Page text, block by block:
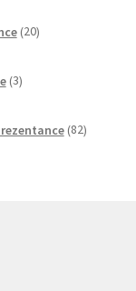
20izdelkov
3izdelki
82izdelkov